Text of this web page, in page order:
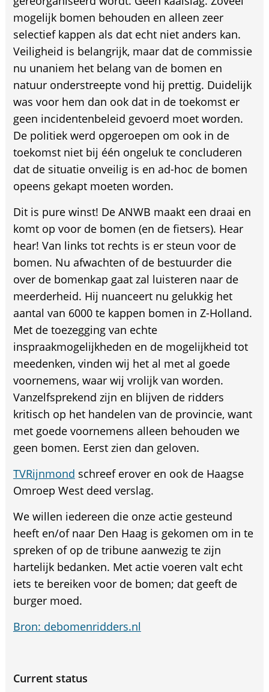
mogelijk bomen behouden en alleen zeer
selectief kappen als dat echt niet anders kan.
Veiligheid is belangrijk, maar dat de commissie
nu unaniem het belang van de bomen en
natuur onderstreepte vond hij prettig. Duidelijk
was voor hem dan ook dat in de toekomst er
geen incidentenbeleid gevoerd moet worden.
De politiek werd opgeroepen om ook in de
toekomst niet bij één ongeluk te concluderen
dat de situatie onveilig is en ad-hoc de bomen
opeens gekapt moeten worden.
Dit is pure winst! De ANWB maakt een draai en
komt op voor de bomen (en de fietsers). Hear
hear! Van links tot rechts is er steun voor de
bomen. Nu afwachten of de bestuurder die
over de bomenkap gaat zal luisteren naar de
meerderheid. Hij nuanceert nu gelukkig het
aantal van 6000 te kappen bomen in Z-Holland.
Met de toezegging van echte
inspraakmogelijkheden en de mogelijkheid tot
meedenken, vinden wij het al met al goede
voornemens, waar wij vrolijk van worden.
Vanzelfsprekend zijn en blijven de ridders
kritisch op het handelen van de provincie, want
met goede voornemens alleen behouden we
geen bomen. Eerst zien dan geloven.
TVRijnmond schreef erover en ook de Haagse
Omroep West deed verslag.
We willen iedereen die onze actie gesteund
heeft en/of naar Den Haag is gekomen om in te
spreken of op de tribune aanwezig te zijn
hartelijk bedanken. Met actie voeren valt echt
iets te bereiken voor de bomen; dat geeft de
burger moed.
Bron: debomenridders.nl
Current status